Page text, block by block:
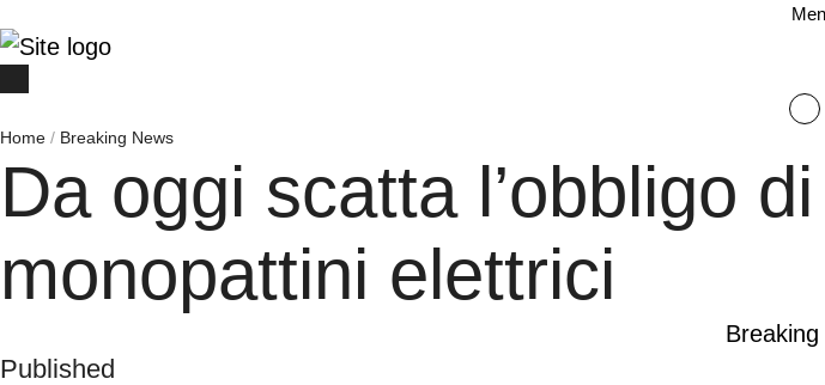
Home / Breaking News
Da oggi scatta l’obbligo
monopattini elettrici
Breaking
Published